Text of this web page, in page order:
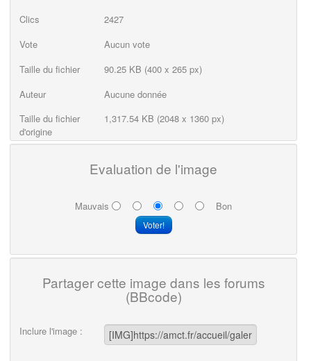
Clics
2427
Vote
Aucun vote
Taille du fichier
90.25 KB (400 x 265 px)
Auteur
Aucune donnée
Taille du fichier
d'origine
1,317.54 KB (2048 x 1360 px)
Evaluation de l'image
Mauvais Bon
Partager cette image dans les forums
(BBcode)
Inclure l'image :